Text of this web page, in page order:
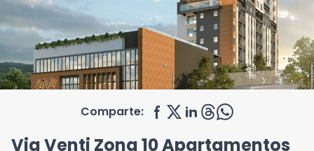
Comparte:
Via Venti Zona 10 Apartamentos